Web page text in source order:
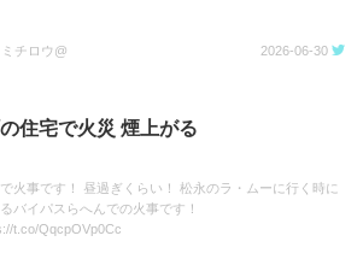
ミチロウ@ 2026-06-30
住宅で火災 煙上がる
で火事です！ 昼過ぎくらい！ 松永のラ・ムーに行く時に
バイパスらへんでの火事です！
t.co/QqcpOVp0Cc